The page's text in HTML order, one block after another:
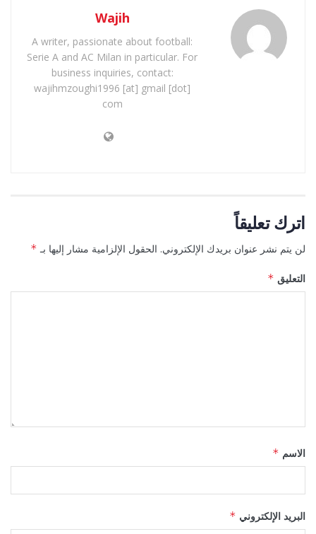
Wajih
A writer, passionate about football:
Serie A and AC Milan in particular. For
business inquiries, contact:
wajihmzoughi1996 [at] gmail [dot]
com
اترك تعليقاً
لن يتم نشر عنوان بريدك الإلكتروني. الحقول الإلزامية مشار إليها بـ *
التعليق *
الاسم *
البريد الإلكتروني *